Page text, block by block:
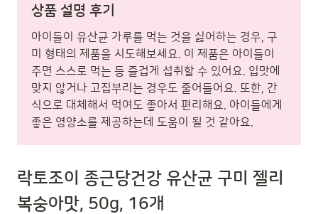
상품 설명 후기
아이들이 유산균 가루를 먹는 것을 싫어하는 경우, 구
미 형태의 제품을 시도해보세요. 이 제품은 아이들이
주면 스스로 먹는 등 즐겁게 섭취할 수 있어요. 입맛에
맞지 않거나 고집부리는 경우도 줄어들어요. 또한, 간
식으로 대체해서 먹여도 좋아서 편리해요. 아이들에게
좋은 영양소를 제공하는데 도움이 될 것 같아요.
락토조이 종근당건강 유산균 구미 젤리
복숭아맛, 50g, 16개